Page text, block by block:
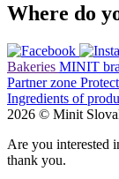
Where do
Bakeries MINIT
Partner zone
Ingredients of
2026 © Minit
Are you interested
thank you.